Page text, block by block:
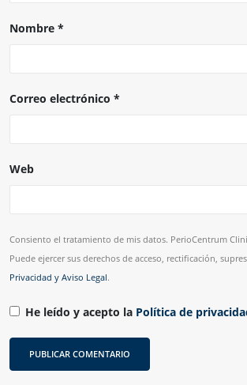
Nombre *
Correo electrónico *
Web
Consiento el tratamiento de mis datos. PerioCentrum
Puede ejercer sus derechos de acceso, rectificación,
Privacidad y Aviso Legal.
He leído y acepto la Política de